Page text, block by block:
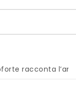
l’anima